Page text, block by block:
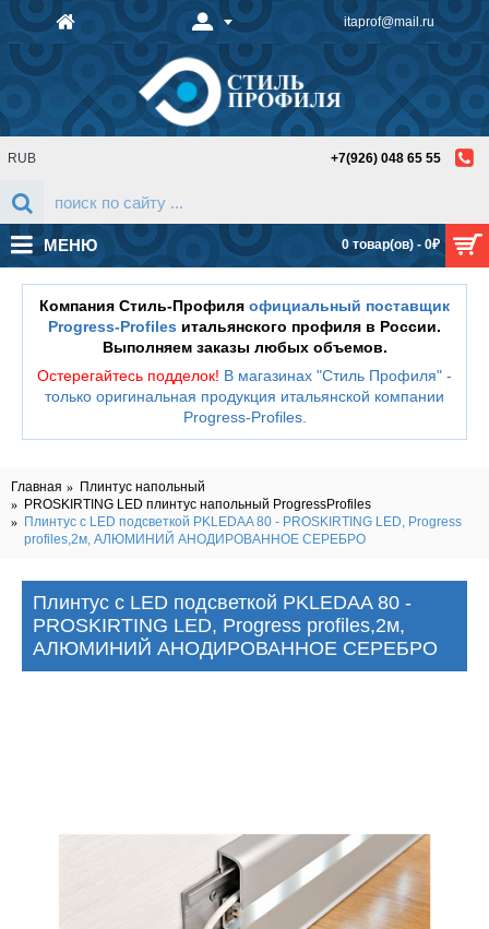
itaprof@mail.ru
0 товар(ов) - 0₽
RUB +7(926) 048 65 55
МЕНЮ
Компания Стиль-Профиля официальный поставщик
Progress-Profiles итальянского профиля в России.
Выполняем заказы любых объемов.
Остерегайтесь подделок! В магазинах "Стиль Профиля" -
только оригинальная продукция итальянской компании
Progress-Profiles.
Главная
Плинтус напольный
PROSKIRTING LED плинтус напольный ProgressProfiles
Плинтус с LED подсветкой PKLEDAA 80 - PROSKIRTING LED, Progress
profiles,2м, АЛЮМИНИЙ АНОДИРОВАННОЕ СЕРЕБРО
Плинтус с LED подсветкой PKLEDAA 80 -
PROSKIRTING LED, Progress profiles,2м,
АЛЮМИНИЙ АНОДИРОВАННОЕ СЕРЕБРО